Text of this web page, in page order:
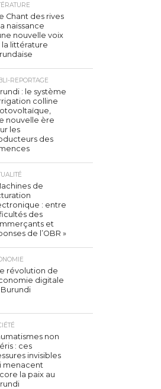
Chant des rives
naissance
nouvelle voix
la littérature
REPORTAGE
: le système
colline
nouvelle ère
les
des
de
: entre
des
et
de l’OBR »
révolution de
digitale
Burundi
non
: ces
invisibles
menacent
la paix au